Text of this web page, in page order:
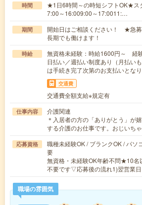
時間
★1日6時間～の時短シフトOK★ス
7:00～16:009:00～17:0011:…
期間
開始日はご相談ください！ ★急
長期でも働けます！
時給
無資格未経験：時給1600円～
日払い／週払い制度あり（月払い
は手続き完了次第のお支払いとなり
交通費
交通費全額支給※規定有
仕事内容
介護関連
＊入居者の方の「ありがとう」が
する介護のお仕事です。おじいち
応募資格
職種未経験OK / ブランクOK / パソ
要
無資格・未経験OK年齢不問★10
不要です▽応募後の流れ1)翌営業
職場の雰囲気